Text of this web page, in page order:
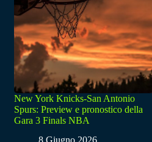
New York Knicks-San Antonio
Spurs: Preview e pronostico della
Gara 3 Finals NBA